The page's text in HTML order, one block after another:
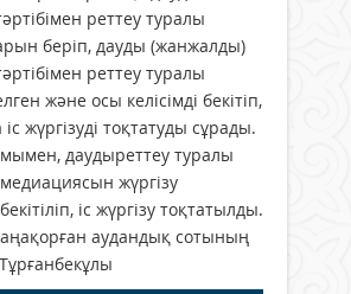
реттеу туралы
беріп, дауды (жанжалды)
реттеу туралы
және осы келісімді бекітіп,
жүргізуді тоқтатуды сұрады.
даудыреттеу туралы
медиациясын жүргізу
іс жүргізу тоқтатылды.
аудандық сотының